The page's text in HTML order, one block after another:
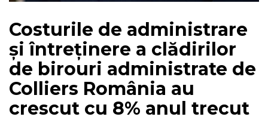
Costurile de administrare
și întreținere a clădirilor
de birouri administrate de
Colliers România au
crescut cu 8% anul trecut